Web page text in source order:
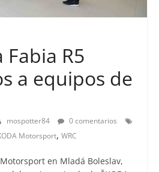
Fabia R5
a equipos de
mospotter84
0 comentarios
Motorsport, WRC
en Mladá Boleslav,